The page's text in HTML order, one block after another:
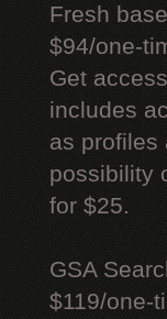
Fresh
$94/one-
Get
includes
as profiles
possibility
for $25.
GSA
$119/one-